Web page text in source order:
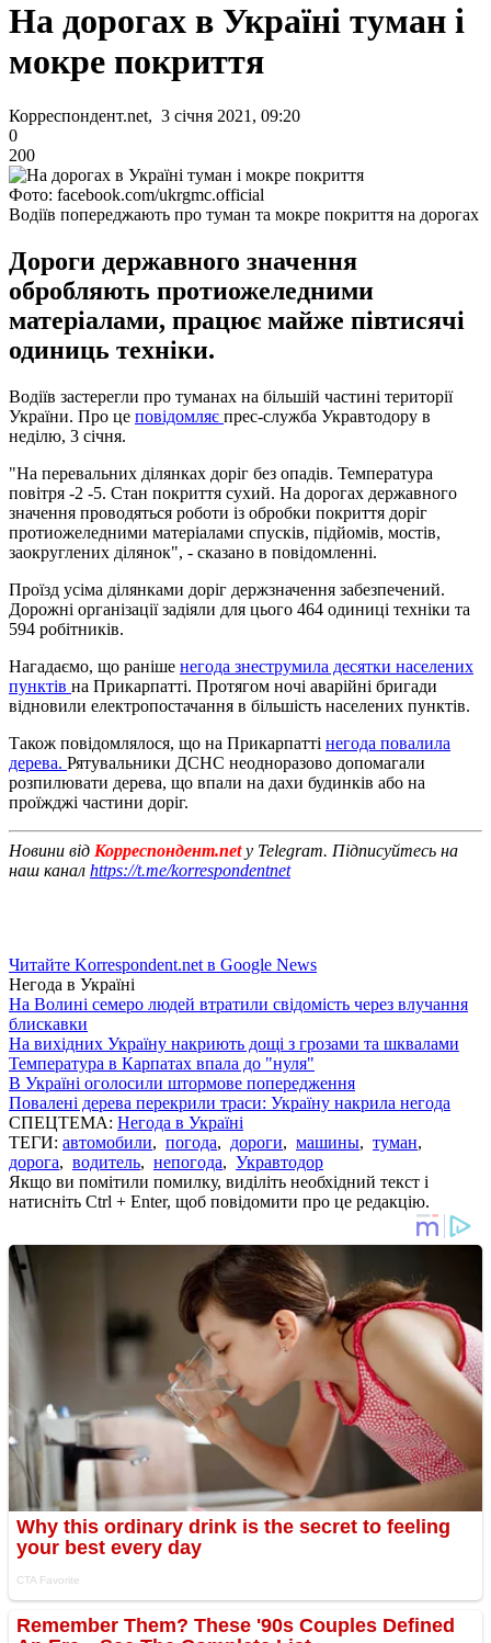
На дорогах в Україні туман і
мокре покриття
Корреспондент.net, 3 січня 2021, 09:20
0
200
Фото: facebook.com/ukrgmc.official
Водіїв попереджають про туман та мокре покриття на дорогах
Дороги державного значення
обробляють протиожеледними
матеріалами, працює майже півтисячі
одиниць техніки.
Водіїв застерегли про туманах на більшій частині території
України. Про це повідомляє прес-служба Укравтодору в
неділю, 3 січня.
"На перевальних ділянках доріг без опадів. Температура
повітря -2 -5. Стан покриття сухий. На дорогах державного
значення проводяться роботи із обробки покриття доріг
протиожеледними матеріалами спусків, підйомів, мостів,
заокруглених ділянок", - сказано в повідомленні.
Проїзд усіма ділянками доріг держзначення забезпечений.
Дорожні організації задіяли для цього 464 одиниці техніки та
594 робітників.
Нагадаємо, що раніше негода знеструмила десятки населених
пунктів на Прикарпатті. Протягом ночі аварійні бригади
відновили електропостачання в більшість населених пунктів.
Також повідомлялося, що на Прикарпатті негода повалила
дерева. Рятувальники ДСНС неодноразово допомагали
розпилювати дерева, що впали на дахи будинків або на
проїжджі частини доріг.
Новини від Корреспондент.netу Telegram. Підписуйтесь на
наш канал https://t.me/korrespondentnet
Читайте Korrespondent.net в Google News
Негода в Україні
На Волині семеро людей втратили свідомість через влучання
блискавки
На вихідних Україну накриють дощі з грозами та шквалами
Температура в Карпатах впала до "нуля"
В Україні оголосили штормове попередження
Повалені дерева перекрили траси: Україну накрила негода
СПЕЦТЕМА: Негода в Україні
ТЕГИ: автомобили, погода, дороги, машины, туман,
дорога, водитель, непогода, Укравтодор
Якщо ви помітили помилку, виділіть необхідний текст і
натисніть Ctrl + Enter, щоб повідомити про це редакцію.